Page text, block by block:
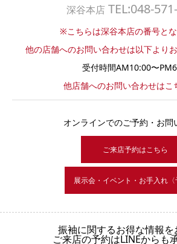
深谷本店 TEL:048-
※こちらは深谷本店の番号とな
他の店舗へのお問い合わせは以下より
受付時間AM10:00〜
他店舗へのお問い合わせはこ
オンラインでのご予約・お問
ご来店予約はこちら
展示会・イベント・お手入れ〈
振袖に関するお得な情報を
ご来店の予約はLINEからも